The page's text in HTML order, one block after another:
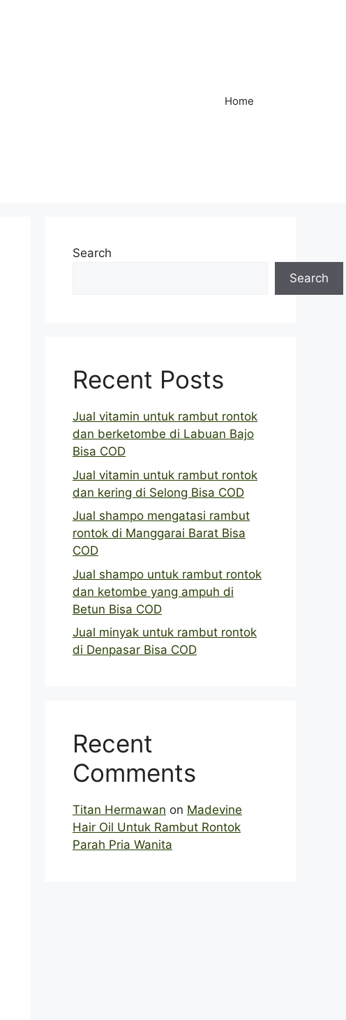
Home
Search
Search
Recent Posts
Jual vitamin untuk rambut rontok
dan berketombe di Labuan Bajo
Bisa COD
Jual vitamin untuk rambut rontok
dan kering di Selong Bisa COD
Jual shampo mengatasi rambut
rontok di Manggarai Barat Bisa
COD
Jual shampo untuk rambut rontok
dan ketombe yang ampuh di
Betun Bisa COD
Jual minyak untuk rambut rontok
di Denpasar Bisa COD
Recent
Comments
Titan Hermawan on Madevine
Hair Oil Untuk Rambut Rontok
Parah Pria Wanita